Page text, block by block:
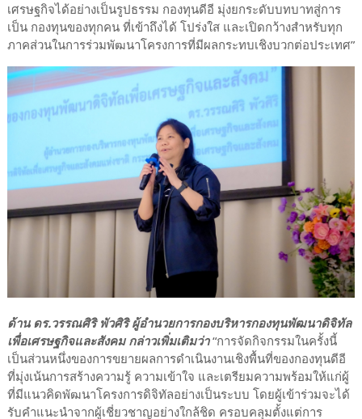
เศรษฐกิจได้อย่างเป็นรูปธรรม กองทุนดีอี มุ่งยกระดับบทบาทสู่การ
เป็น กองทุนของทุกคน ที่เข้าถึงได้ โปร่งใส และเปิดกว้างสำหรับทุก
ภาคส่วนในการร่วมพัฒนาโครงการที่มีผลกระทบเชิงบวกต่อประเทศ”
ด้าน ดร.วรรณศิริ พัวศิริ ผู้อำนวยการกองบริหารกองทุนพัฒนาดิจิทัล
เพื่อเศรษฐกิจและสังคม กล่าวเพิ่มเติมว่า“การจัดกิจกรรมในครั้งนี้
เป็นส่วนหนึ่งของการขยายผลการดำเนินงานเชิงพื้นที่ของกองทุนดีอี
ที่มุ่งเน้นการสร้างความรู้ ความเข้าใจ และเตรียมความพร้อมให้แก่ผู้
ที่มีแนวคิดพัฒนาโครงการดิจิทัลอย่างเป็นระบบ โดยผู้เข้าร่วมจะได้
รับคำแนะนำจากผู้เชี่ยวชาญอย่างใกล้ชิด ครอบคลุมตั้งแต่การ